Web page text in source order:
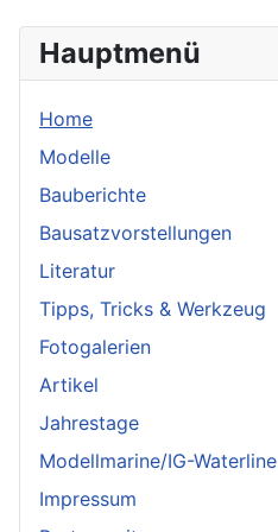
Hauptmenü
Home
Modelle
Bauberichte
Bausatzvorstellungen
Literatur
Tipps, Tricks & Werkzeug
Fotogalerien
Artikel
Jahrestage
Modellmarine/IG-Waterline
Impressum